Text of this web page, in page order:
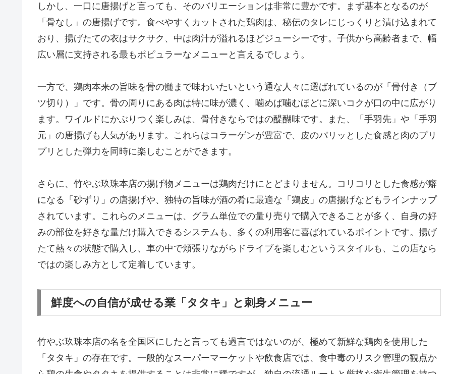
しかし、一口に唐揚げと言っても、そのバリエーションは非常に豊かです。まず基本となるのが
「骨なし」の唐揚げです。食べやすくカットされた鶏肉は、秘伝のタレにじっくりと漬け込まれて
おり、揚げたての衣はサクサク、中は肉汁が溢れるほどジューシーです。子供から高齢者まで、幅
広い層に支持される最もポピュラーなメニューと言えるでしょう。
一方で、鶏肉本来の旨味を骨の髄まで味わいたいという通な人々に選ばれているのが「骨付き（ブ
ツ切り）」です。骨の周りにある肉は特に味が濃く、噛めば噛むほどに深いコクが口の中に広がり
ます。ワイルドにかぶりつく楽しみは、骨付きならではの醍醐味です。また、「手羽先」や「手羽
元」の唐揚げも人気があります。これらはコラーゲンが豊富で、皮のパリッとした食感と肉のプリ
プリとした弾力を同時に楽しむことができます。
さらに、竹やぶ玖珠本店の揚げ物メニューは鶏肉だけにとどまりません。コリコリとした食感が癖
になる「砂ずり」の唐揚げや、独特の旨味が酒の肴に最適な「鶏皮」の唐揚げなどもラインナップ
されています。これらのメニューは、グラム単位での量り売りで購入できることが多く、自身の好
みの部位を好きな量だけ購入できるシステムも、多くの利用客に喜ばれているポイントです。揚げ
たて熱々の状態で購入し、車の中で頬張りながらドライブを楽しむというスタイルも、この店なら
ではの楽しみ方として定着しています。
鮮度への自信が成せる業「タタキ」と刺身メニュー
竹やぶ玖珠本店の名を全国区にしたと言っても過言ではないのが、極めて新鮮な鶏肉を使用した
「タタキ」の存在です。一般的なスーパーマーケットや飲食店では、食中毒のリスク管理の観点か